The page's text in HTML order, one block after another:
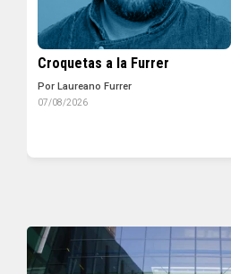
Croquetas a la Furrer
Por Laureano Furrer
07/08/2026